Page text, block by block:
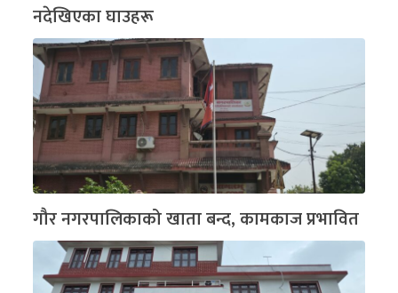
नदेखिएका घाउहरू
गौर नगरपालिकाको खाता बन्द, कामकाज प्रभावित